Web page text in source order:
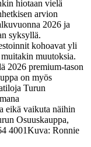
hiotaan vielä
arvion
2026 ja
syksyllä.
kohoavat yli
muutoksia.
2026 premium-tason
on myös
Turun
eikä vaikuta näihin
Osuuskauppa,
4001Kuva: Ronnie